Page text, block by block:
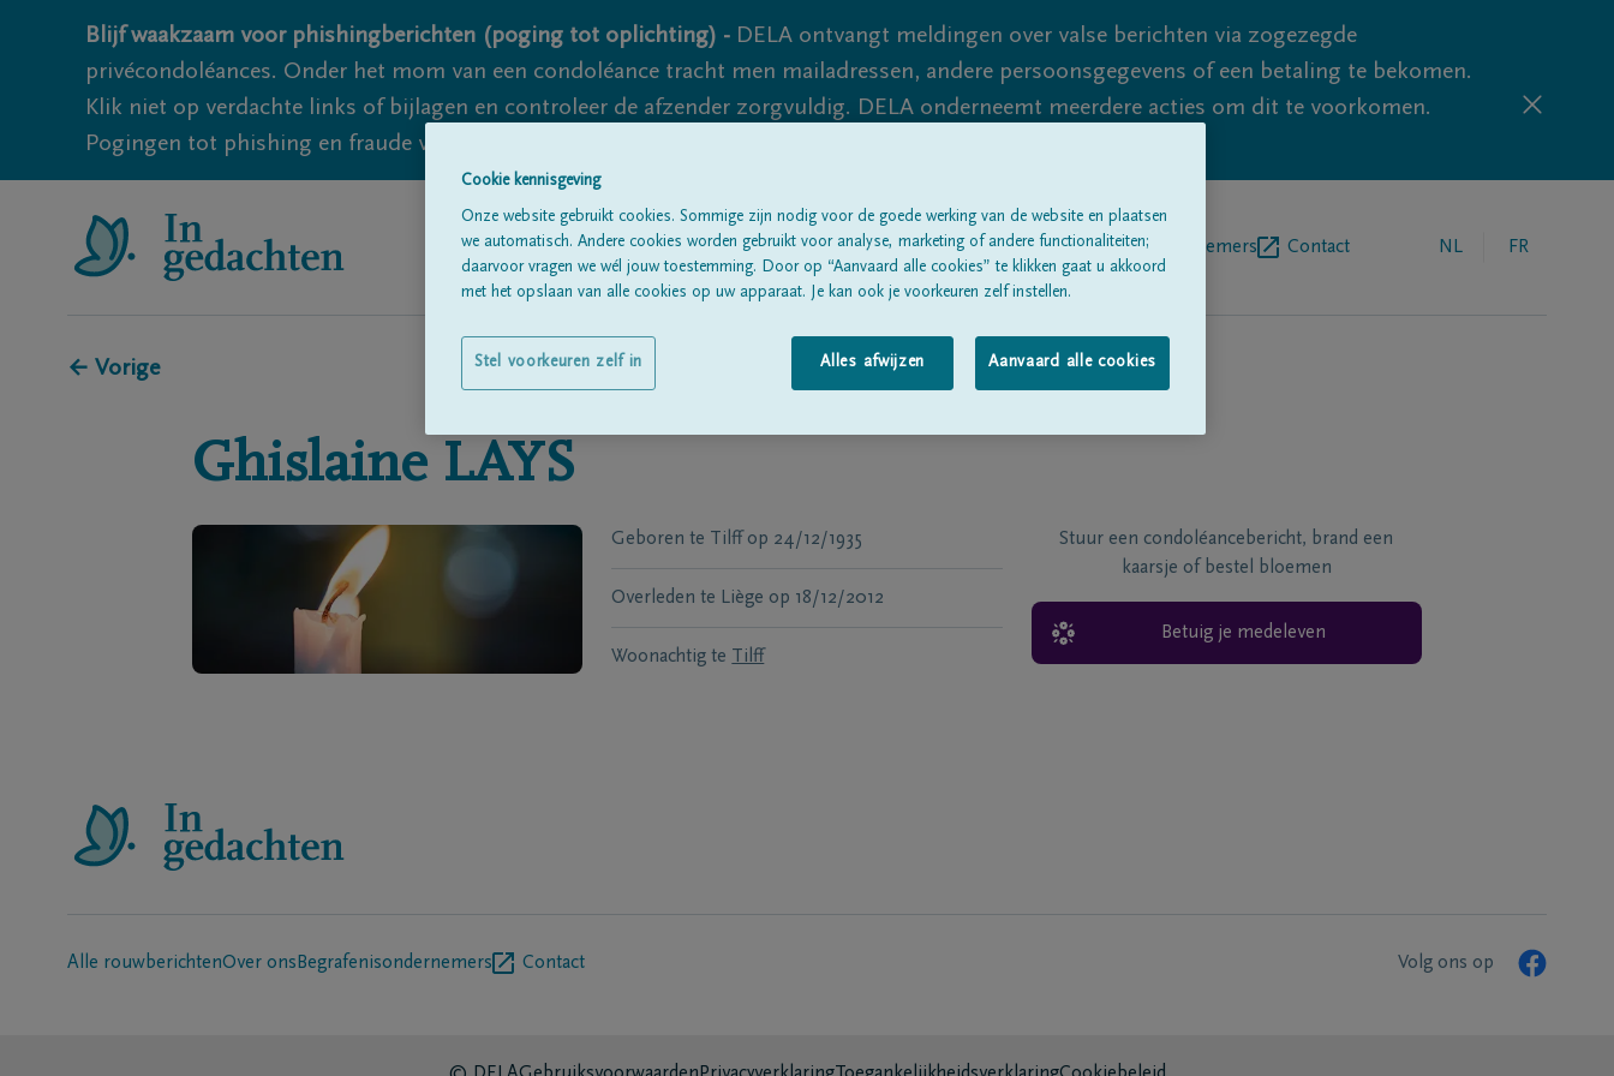
Blijf waakzaam voor phishingberichten (poging tot oplichting) - DELA ontvangt meldingen over valse berichten via zogezegde
privécondoléances. Onder het mom van een condoléance tracht men mailadressen, andere persoonsgegevens of een betaling te bekomen.
Klik niet op verdachte links of bijlagen en controleer de afzender zorgvuldig. DELA onderneemt meerdere acties om dit te voorkomen.
Pogingen tot phishing en fraude vallen echter nooit volledig uit te sluiten, dus blijf waakzaam.
Alle rouwberichten Over onsBegrafenisondernemers Contact NL FR
← Vorige
Ghislaine LAYS
Geboren te Tilff op 24/12/1935
Overleden te Liège op 18/12/2012
Woonachtig te Tilff
Stuur een condoléancebericht, brand een
kaarsje of bestel bloemen
Betuig je medeleven
Alle rouwberichtenOver ons Begrafenisondernemers Contact Volg ons op
Cookie kennisgeving
Onze website gebruikt cookies. Sommige zijn nodig voor de goede werking van de website en plaatsen
we automatisch. Andere cookies worden gebruikt voor analyse, marketing of andere functionaliteiten;
daarvoor vragen we wél jouw toestemming. Door op “Aanvaard alle cookies” te klikken gaat u akkoord
met het opslaan van alle cookies op uw apparaat. Je kan ook je voorkeuren zelf instellen.
Alles afwijzen Aanvaard alle cookies
Stel voorkeuren zelf in